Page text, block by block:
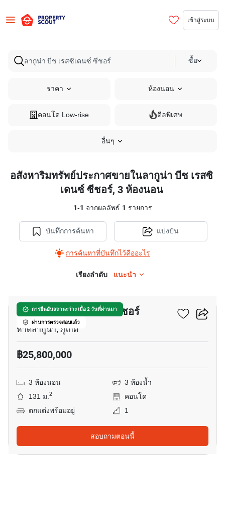
เข้าสู่ระบบ
ซื้อ
ราคา ห้องนอน
คอนโด Low-rise ดีลพิเศษ
อื่นๆ
อสังหาริมทรัพย์ประกาศขายในลากูน่า บีช เรสซิ
เดนซ์ ซีชอร์, 3 ห้องนอน
1-1 จากผลลัพธ์ 1 รายการ
บันทึกการค้นหา
การค้นหาที่บันทึกไว้คืออะไร
แบ่งปัน
เรียงลำดับ แนะนำ
การยืนยันสถานะว่าง เมื่อ 2 วันที่ผ่านมา
ผ่านการตรวจสอบแล้ว
ลากูน่า บีช เรสซิเดนซ์ ซีชอร์
หาดลากูน่า, ภูเก็ต
฿25,800,000
3 ห้องนอน
3 ห้องน้ำ
131 ม.2
คอนโด
ตกแต่งพร้อมอยู่
1
สอบถามตอนนี้